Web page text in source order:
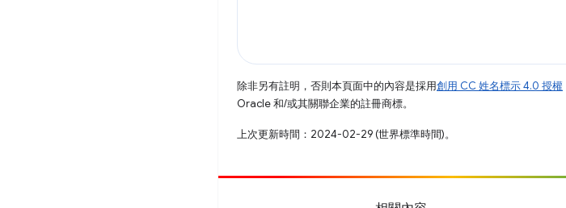
除非另有註明，否則本頁面中的內容是採用創用 CC 姓名標示 4.0 授權
Oracle 和/或其關聯企業的註冊商標。
上次更新時間：2024-02-29 (世界標準時間)。